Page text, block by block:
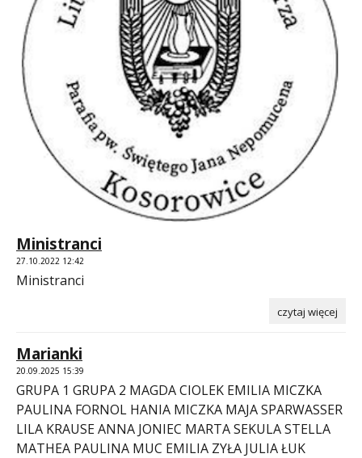
Ministranci
27.10.2022 12:42
Ministranci
czytaj więcej
Marianki
20.09.2025 15:39
GRUPA 1 GRUPA 2 MAGDA CIOLEK EMILIA MICZKA
PAULINA FORNOL HANIA MICZKA MAJA SPARWASSER
LILA KRAUSE ANNA JONIEC MARTA SEKULA STELLA
MATHEA PAULINA MUC EMILIA ZYŁA JULIA ŁUK